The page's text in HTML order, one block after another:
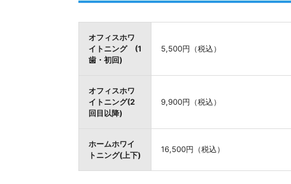
オフィスホワ
イトニング (1
歯・初回)
5,500円（税込）
オフィスホワ
イトニング(2
回目以降)
9,900円（税込）
ホームホワイ
トニング(上下)
16,500円（税込）